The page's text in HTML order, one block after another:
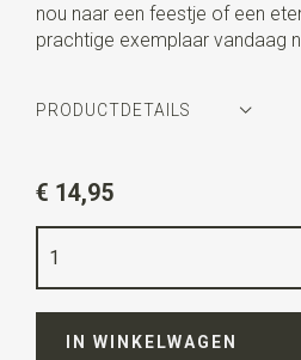
nou naar een feestje of een
prachtige exemplaar vandaag
PRODUCTDETAILS
goud
Kwaliteit
Lengte0,5 cm
€ 14,95
IN WINKELWAGEN